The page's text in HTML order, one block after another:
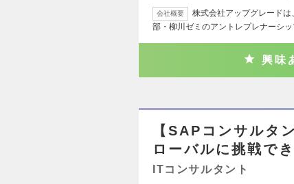
会社概要
株式会社アップグレード
部・柳川ゼミのアントレプレナーシ
興味
【SAPコンサルタ
ローバルに挑戦で
ITコンサルタント